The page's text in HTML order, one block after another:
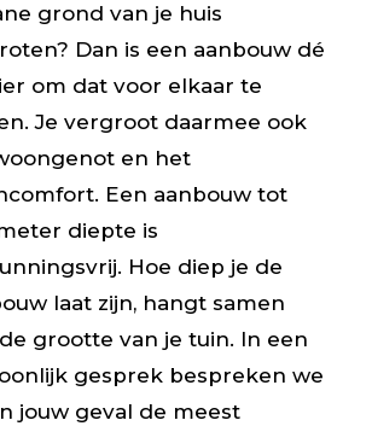
grond van je huis
Dan is een aanbouw dé
om dat voor elkaar te
Je vergroot daarmee ook
en het
Een aanbouw tot
diepte is
Hoe diep je de
laat zijn, hangt samen
grootte van je tuin. In een
gesprek bespreken we
jouw geval de meest